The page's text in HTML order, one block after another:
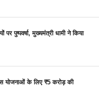
पर पुष्पवर्षा, मुख्यमंत्री धामी ने किया
योजनाओं के लिए ₹5 करोड़ की